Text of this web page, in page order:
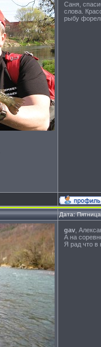
Саня,
слова.
рыбу
Дата:
gav ,
А на
Я рад что